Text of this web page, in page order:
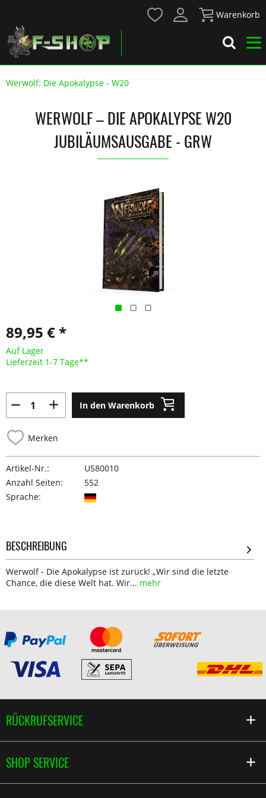
Warenkorb
Werwolf: Die Apokalypse - W20
WERWOLF – DIE APOKALYPSE W20
JUBILÄUMSAUSGABE - GRW
89,95 € *
Auf Lager
Lieferzeit 1-7 Tage**
In den Warenkorb
Merken
Artikel-Nr.:
US80010
Anzahl Seiten:
552
Sprache:
BESCHREIBUNG
Werwolf - Die Apokalypse ist zurück! „Wir sind die letzte
Chance, die diese Welt hat. Wir... mehr
RÜCKRUFSERVICE
SHOP SERVICE